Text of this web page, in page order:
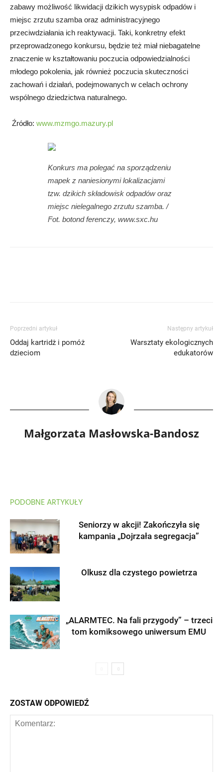
zabawy możliwość likwidacji dzikich wysypisk odpadów i
miejsc zrzutu szamba oraz administracyjnego
przeciwdziałania ich reaktywacji. Taki, konkretny efekt
przeprowadzonego konkursu, będzie też miał niebagatelne
znaczenie w kształtowaniu poczucia odpowiedzialności
młodego pokolenia, jak również poczucia skuteczności
zachowań i działań, podejmowanych w celach ochrony
wspólnego dziedzictwa naturalnego.
Źródło: www.mzmgo.mazury.pl
Konkurs ma polegać na sporządzeniu
mapek z naniesionymi lokalizacjami
tzw. dzikich składowisk odpadów oraz
miejsc nielegalnego zrzutu szamba. /
Fot. botond ferenczy, www.sxc.hu
Poprzedni artykuł
Oddaj kartridż i pomóż
dzieciom
Następny artykuł
Warsztaty ekologicznych
edukatorów
Małgorzata Masłowska-Bandosz
PODOBNE ARTYKUŁY
Seniorzy w akcji! Zakończyła się
kampania „Dojrzała segregacja”
Olkusz dla czystego powietrza
„ALARMTEC. Na fali przygody” – trzeci
tom komiksowego uniwersum EMU
ZOSTAW ODPOWIEDŹ